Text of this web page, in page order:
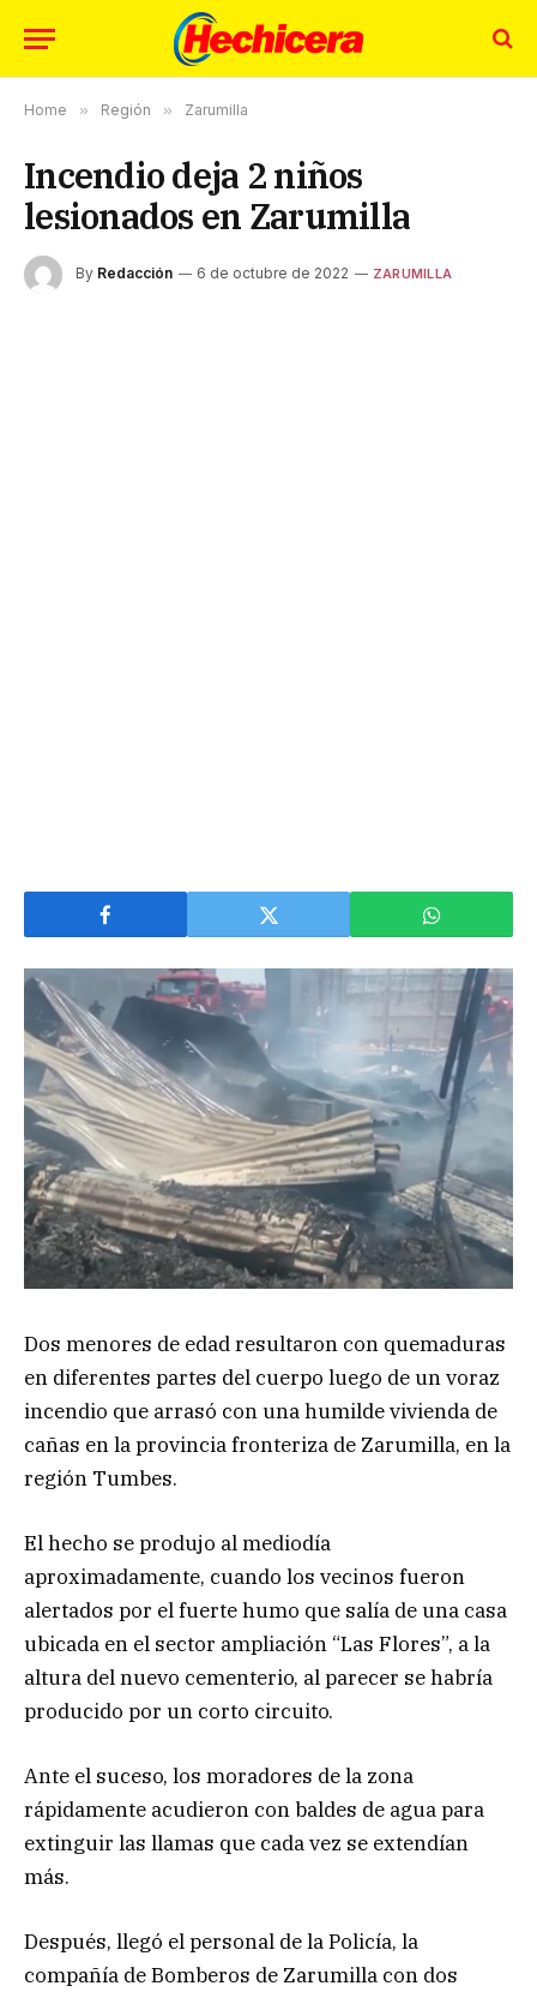
Home » Región » Zarumilla
Incendio deja 2 niños
lesionados en Zarumilla
By Redacción 6 de octubre de 2022 ZARUMILLA
Dos menores de edad resultaron con quemaduras
en diferentes partes del cuerpo luego de un voraz
incendio que arrasó con una humilde vivienda de
cañas en la provincia fronteriza de Zarumilla, en la
región Tumbes.
El hecho se produjo al mediodía
aproximadamente, cuando los vecinos fueron
alertados por el fuerte humo que salía de una casa
ubicada en el sector ampliación “Las Flores”, a la
altura del nuevo cementerio, al parecer se habría
producido por un corto circuito.
Ante el suceso, los moradores de la zona
rápidamente acudieron con baldes de agua para
extinguir las llamas que cada vez se extendían
más.
Después, llegó el personal de la Policía, la
compañía de Bomberos de Zarumilla con dos